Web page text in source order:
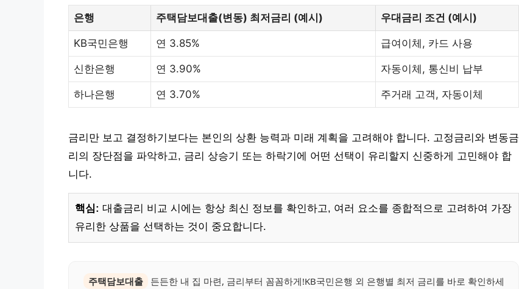
은행 주택담보대출(변동) 최저금리 (예시) 우대금리 조건 (예시)
KB국민은행 연 3.85% 급여이체, 카드 사용
신한은행 연 3.90% 자동이체, 통신비 납부
하나은행 연 3.70% 주거래 고객, 자동이체
금리만 보고 결정하기보다는 본인의 상환 능력과 미래 계획을 고려해야 합니다. 고정금리와 변동금
리의 장단점을 파악하고, 금리 상승기 또는 하락기에 어떤 선택이 유리할지 신중하게 고민해야 합
니다.
핵심: 대출금리 비교 시에는 항상 최신 정보를 확인하고, 여러 요소를 종합적으로 고려하여 가장
유리한 상품을 선택하는 것이 중요합니다.
주택담보대출
든든한 내 집 마련, 금리부터 꼼꼼하게!KB국민은행 외 은행별 최저 금리를 바로 확인하세